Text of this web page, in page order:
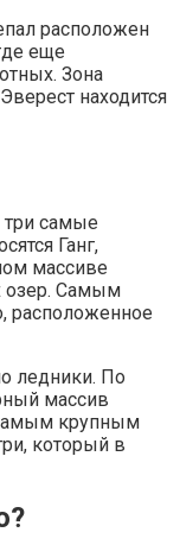
расположен
еще
Зона
находится
три самые
Ганг,
массиве
озер. Самым
расположенное
ледники. По
массив
крупным
который в